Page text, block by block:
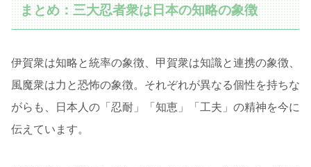
まとめ：三大忍者衆は日本の知略の象徴
伊賀衆は知略と統率の象徴、甲賀衆は知識と連携の象徴、
風魔衆は力と恐怖の象徴。それぞれが異なる個性を持ちな
がらも、日本人の「忍耐」「知恵」「工夫」の精神を今に
伝えています。